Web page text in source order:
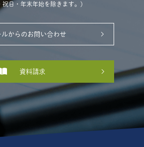
日・年末年始を除きます。)
ルからのお問い合わせ
資料請求